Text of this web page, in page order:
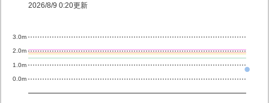
2026/8/9 0:20更新
0.0m
1.0m
2.0m
3.0m